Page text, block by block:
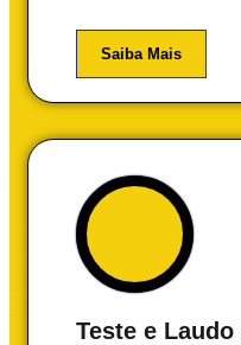
Saiba Mais
Teste e